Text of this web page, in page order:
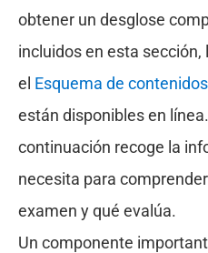
obtener un desglose
incluidos en esta sección,
el Esquema de contenidos
están disponibles en
continuación recoge la
necesita para
examen y qué evalúa.
Un componente